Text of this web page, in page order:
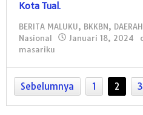
Kota Tual.
BERITA MALUKU, BKKBN, DAERAH
Nasional
Januari 18, 2024
masariku
Sebelumnya 1 2 3